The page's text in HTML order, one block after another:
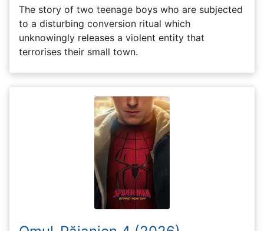
The story of two teenage boys who are subjected
to a disturbing conversion ritual which
unknowingly releases a violent entity that
terrorises their small town.